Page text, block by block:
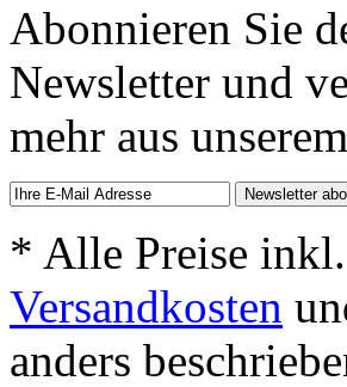
Abonnieren Sie
Newsletter und
mehr aus
* Alle Preise
Versandkosten
anders